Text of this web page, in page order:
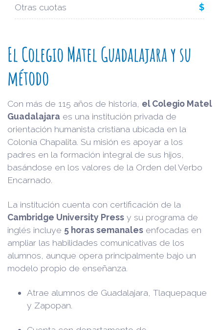
Otras cuotas $
El Colegio Matel Guadalajara y su
método
Con más de 115 años de historia, el Colegio Matel
Guadalajara es una institución privada de
orientación humanista cristiana ubicada en la
Colonia Chapalita. Su misión es apoyar a los
padres en la formación integral de sus hijos,
basándose en los valores de la Orden del Verbo
Encarnado.
La institución cuenta con certificación de la
Cambridge University Press y su programa de
inglés incluye 5 horas semanales enfocadas en
ampliar las habilidades comunicativas de los
alumnos, aunque opera principalmente bajo un
modelo propio de enseñanza.
Atrae alumnos de Guadalajara, Tlaquepaque
y Zapopan.